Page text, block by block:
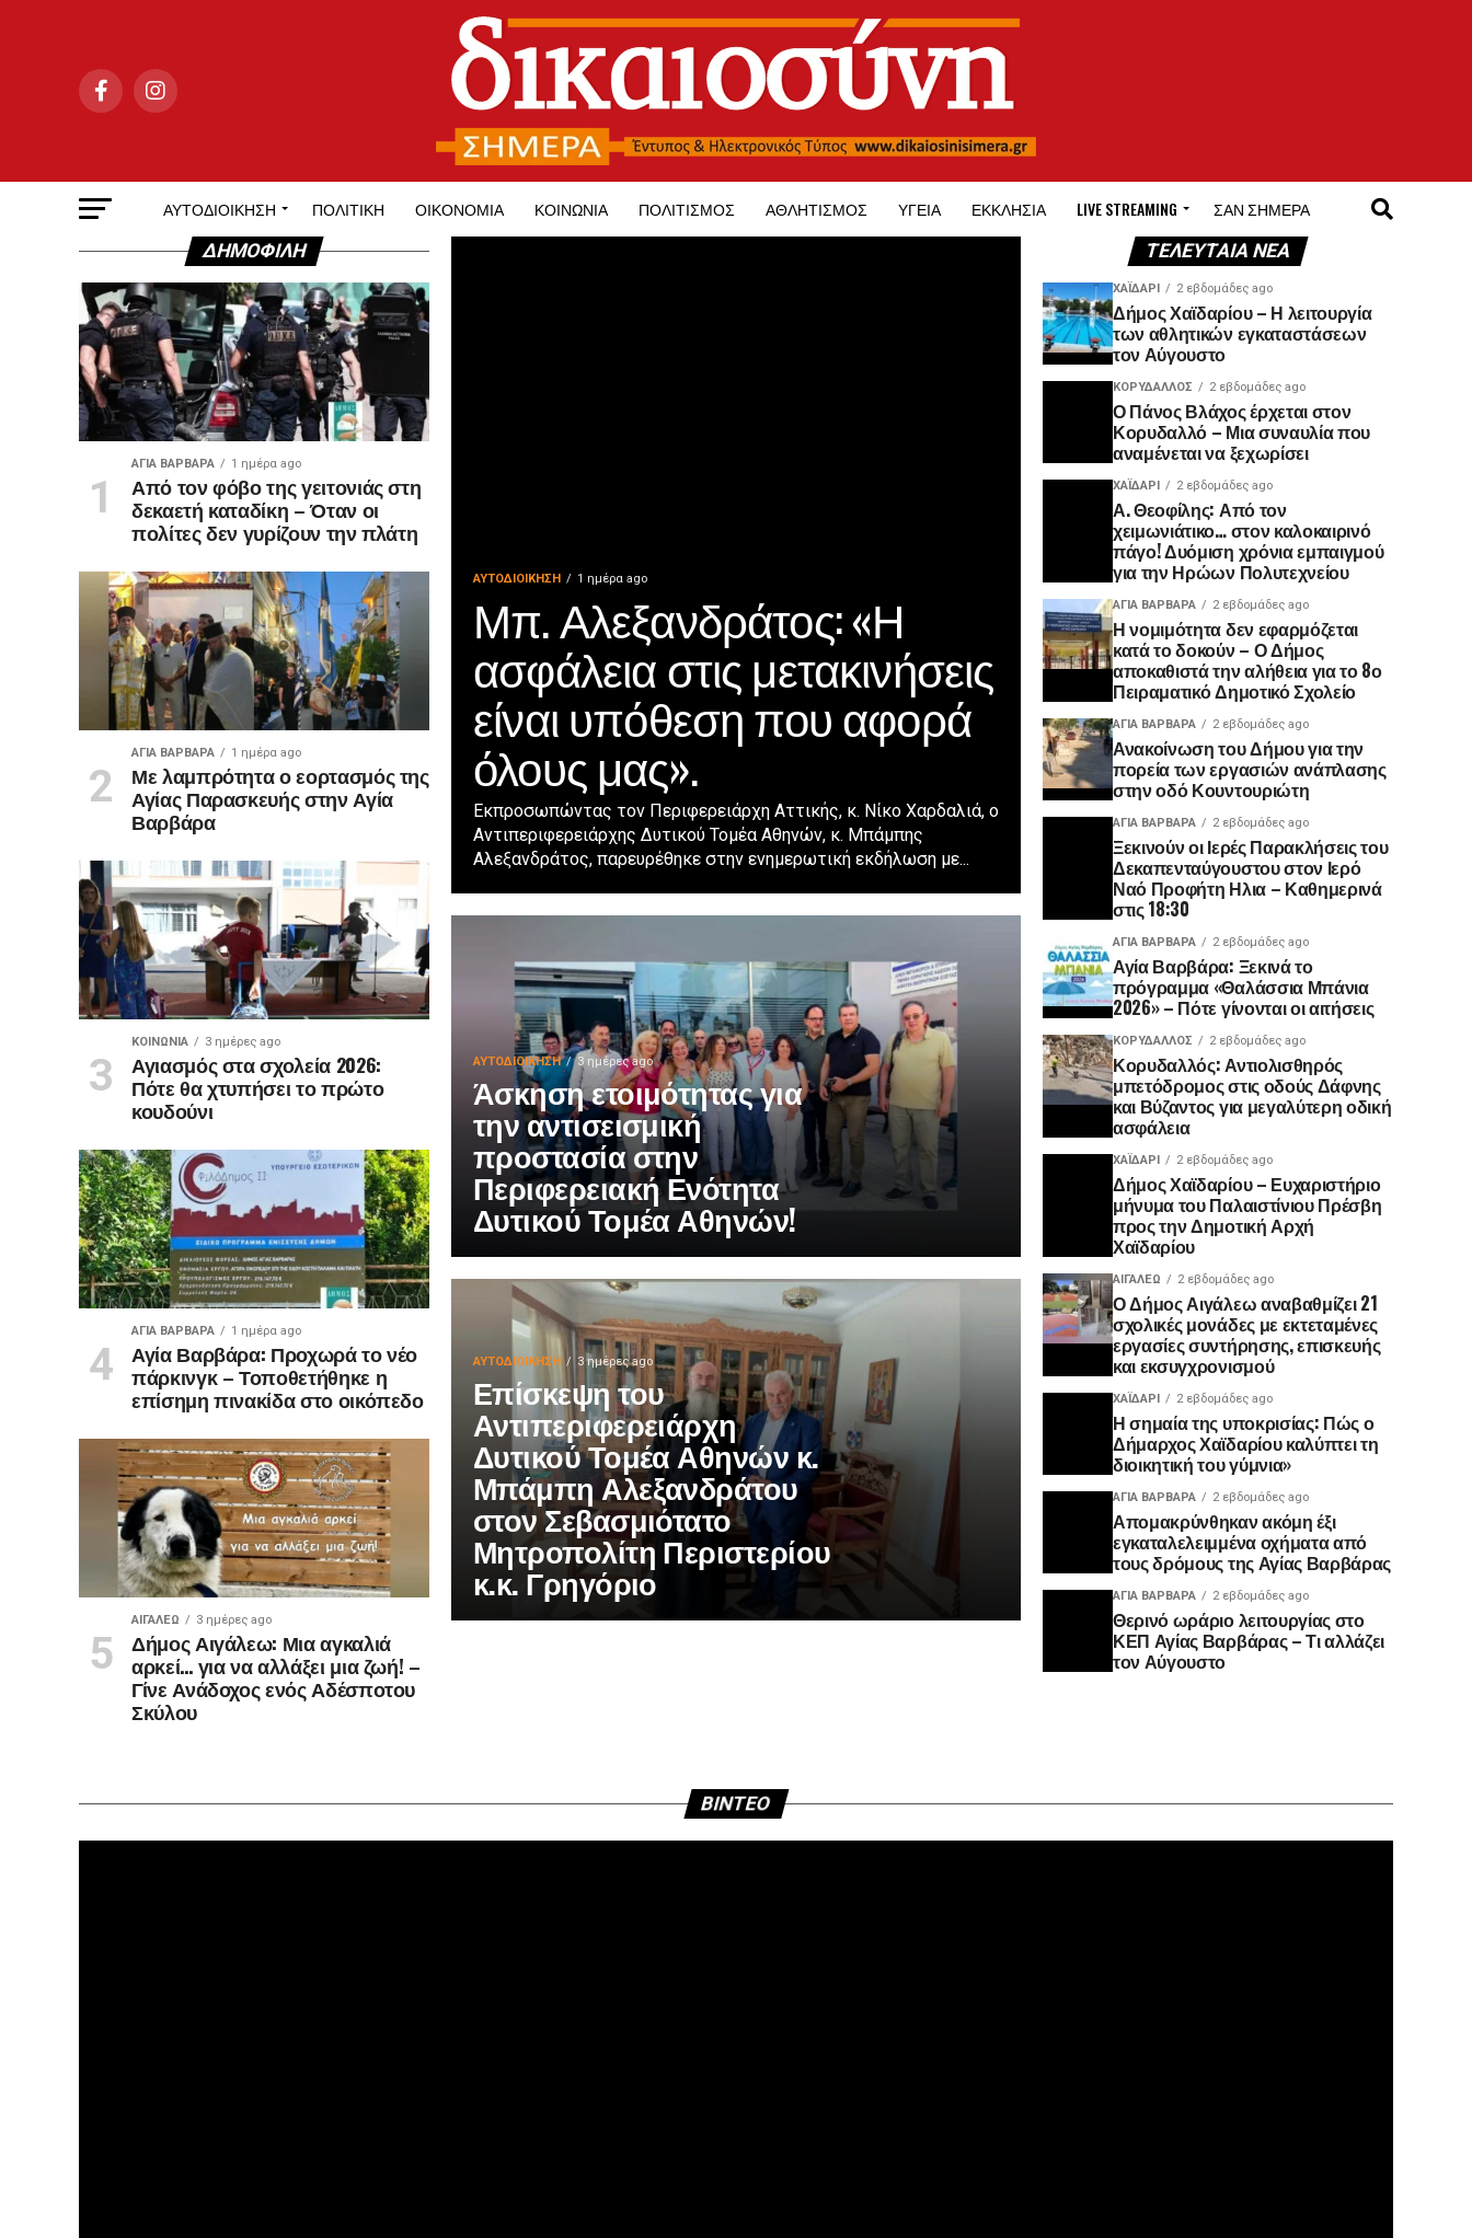
ΑΥΤΟΔΙΟΊΚΗΣΗ ΠΟΛΙΤΙΚΉ ΟΙΚΟΝΟΜΊΑ ΚΟΙΝΩΝΊΑ ΠΟΛΙΤΙΣΜΌΣ ΑΘΛΗΤΙΣΜΌΣ ΥΓΕΊΑ ΕΚΚΛΗΣΊΑ LIVE STREAMING ΣΑΝ ΣΉΜΕΡΑ
ΑΥΤΟΔΙΟΊΚΗΣΗ 1 ημέρα ago
Μπ. Αλεξανδράτος: «Η
ασφάλεια στις μετακινήσεις
είναι υπόθεση που αφορά
όλους μας».
Εκπροσωπώντας τον Περιφερειάρχη Αττικής, κ. Νίκο Χαρδαλιά, ο
Αντιπεριφερειάρχης Δυτικού Τομέα Αθηνών, κ. Μπάμπης
Αλεξανδράτος, παρευρέθηκε στην ενημερωτική εκδήλωση με...
ΑΥΤΟΔΙΟΊΚΗΣΗ 3 ημέρες ago
Άσκηση ετοιμότητας για
την αντισεισμική
προστασία στην
Περιφερειακή Ενότητα
Δυτικού Τομέα Αθηνών!
ΑΥΤΟΔΙΟΊΚΗΣΗ 3 ημέρες ago
Επίσκεψη του
Αντιπεριφερειάρχη
Δυτικού Τομέα Αθηνών κ.
Μπάμπη Αλεξανδράτου
στον Σεβασμιότατο
Μητροπολίτη Περιστερίου
κ.κ. Γρηγόριο
ΔΗΜΟΦΙΛΉ
ΑΓΙΑ ΒΑΡΒΑΡΑ 1 ημέρα ago
Από τον φόβο της γειτονιάς στη
δεκαετή καταδίκη – Όταν οι
πολίτες δεν γυρίζουν την πλάτη
ΑΓΙΑ ΒΑΡΒΑΡΑ 1 ημέρα ago
Με λαμπρότητα ο εορτασμός της
Αγίας Παρασκευής στην Αγία
Βαρβάρα
ΚΟΙΝΩΝΊΑ 3 ημέρες ago
Αγιασμός στα σχολεία 2026:
Πότε θα χτυπήσει το πρώτο
κουδούνι
ΑΓΙΑ ΒΑΡΒΑΡΑ 1 ημέρα ago
Αγία Βαρβάρα: Προχωρά το νέο
πάρκινγκ – Τοποθετήθηκε η
επίσημη πινακίδα στο οικόπεδο
ΑΙΓΑΛΕΩ 3 ημέρες ago
Δήμος Αιγάλεω: Μια αγκαλιά
αρκεί… για να αλλάξει μια ζωή! –
Γίνε Ανάδοχος ενός Αδέσποτου
Σκύλου
ΤΕΛΕΥΤΑΊΑ ΝΈΑ
ΧΑΪΔΑΡΙ 2 εβδομάδες ago
Δήμος Χαϊδαρίου – Η λειτουργία
των αθλητικών εγκαταστάσεων
τον Αύγουστο
ΚΟΡΥΔΑΛΛΟΣ 2 εβδομάδες ago
Ο Πάνος Βλάχος έρχεται στον
Κορυδαλλό – Μια συναυλία που
αναμένεται να ξεχωρίσει
ΧΑΪΔΑΡΙ 2 εβδομάδες ago
Α. Θεοφίλης: Από τον
χειμωνιάτικο… στον καλοκαιρινό
πάγο! ​Δυόμιση χρόνια εμπαιγμού
για την Ηρώων Πολυτεχνείου
ΑΓΙΑ ΒΑΡΒΑΡΑ 2 εβδομάδες ago
Η νομιμότητα δεν εφαρμόζεται
κατά το δοκούν – Ο Δήμος
αποκαθιστά την αλήθεια για το 8ο
Πειραματικό Δημοτικό Σχολείο
ΑΓΙΑ ΒΑΡΒΑΡΑ 2 εβδομάδες ago
Ανακοίνωση του Δήμου για την
πορεία των εργασιών ανάπλασης
στην οδό Κουντουριώτη
ΑΓΙΑ ΒΑΡΒΑΡΑ 2 εβδομάδες ago
Ξεκινούν οι Ιερές Παρακλήσεις του
Δεκαπενταύγουστου στον Ιερό
Ναό Προφήτη Ηλια – Καθημερινά
στις 18:30
ΑΓΙΑ ΒΑΡΒΑΡΑ 2 εβδομάδες ago
Αγία Βαρβάρα: Ξεκινά το
πρόγραμμα «Θαλάσσια Μπάνια
2026» – Πότε γίνονται οι αιτήσεις
ΚΟΡΥΔΑΛΛΟΣ 2 εβδομάδες ago
Κορυδαλλός: Αντιολισθηρός
μπετόδρομος στις οδούς Δάφνης
και Βύζαντος για μεγαλύτερη οδική
ασφάλεια
ΧΑΪΔΑΡΙ 2 εβδομάδες ago
Δήμος Χαϊδαρίου – Ευχαριστήριο
μήνυμα του Παλαιστίνιου Πρέσβη
προς την Δημοτική Αρχή
Χαϊδαρίου
ΑΙΓΑΛΕΩ 2 εβδομάδες ago
Ο Δήμος Αιγάλεω αναβαθμίζει 21
σχολικές μονάδες με εκτεταμένες
εργασίες συντήρησης, επισκευής
και εκσυγχρονισμού
ΧΑΪΔΑΡΙ 2 εβδομάδες ago
Η σημαία της υποκρισίας: Πώς ο
Δήμαρχος Χαϊδαρίου καλύπτει τη
διοικητική του γύμνια»
ΑΓΙΑ ΒΑΡΒΑΡΑ 2 εβδομάδες ago
Απομακρύνθηκαν ακόμη έξι
εγκαταλελειμμένα οχήματα από
τους δρόμους της Αγίας Βαρβάρας
ΑΓΙΑ ΒΑΡΒΑΡΑ 2 εβδομάδες ago
Θερινό ωράριο λειτουργίας στο
ΚΕΠ Αγίας Βαρβάρας – Τι αλλάζει
τον Αύγουστο
BINTEO